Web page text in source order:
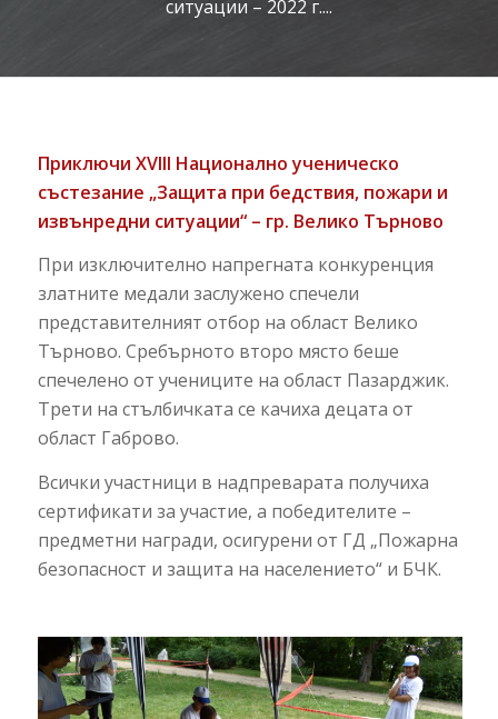
ситуации – 2022 г....
Приключи XVIII Национално ученическо
състезание „Защита при бедствия, пожари и
извънредни ситуации“ – гр. Велико Търново
При изключително напрегната конкуренция
златните медали заслужено спечели
представителният отбор на област Велико
Търново. Сребърното второ място беше
спечелено от учениците на област Пазарджик.
Трети на стълбичката се качиха децата от
област Габрово.
Всички участници в надпреварата получиха
сертификати за участие, а победителите –
предметни награди, осигурени от ГД „Пожарна
безопасност и защита на населението“ и БЧК.